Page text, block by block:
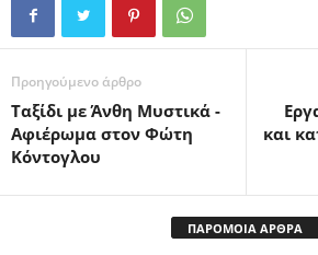
Προηγούμενο άρθρο
Ταξίδι με Άνθη Μυστικά -
Αφιέρωμα στον Φώτη
Κόντογλου
και
ΠΑΡΟΜΟΙΑ ΑΡΘΡΑ